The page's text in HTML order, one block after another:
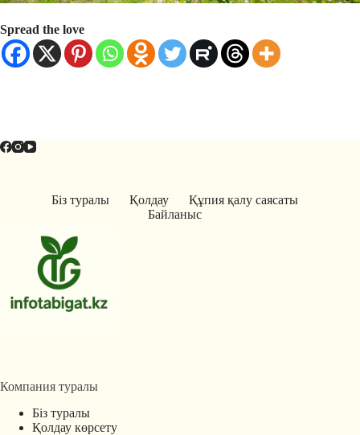
Spread the love
Біз туралы Қолдау
Құпия қалу саясаты
Байланыс
Компания туралы
Біз туралы
Қолдау көрсету